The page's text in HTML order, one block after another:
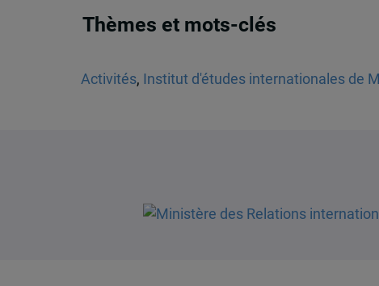
Thèmes et mots-clés
Activités, Institut d'études internationales de